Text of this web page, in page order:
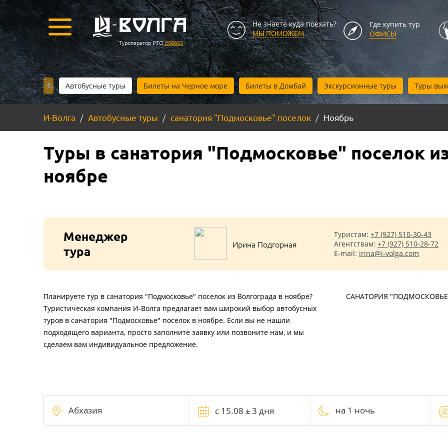
Туроператор РТО008863
Не знаете куда поехать?
МЫ ПОМОЖЕМ
Где купить тур
ОФИСЫ
Автобусные туры Билеты на Черное море Билеты в Домбай Экскурсионные туры Туры
И-Волга Автобусные туры санатория "Подмосковье" поселок Ноябрь
Туры в санатория "Подмосковье" поселок
ноябре
Менеджер
тура
Ирина Подгорная
Туристам:+7 (927) 510-30-43
Агентствам:+7 (927) 510-28-72
E-mail: irina@i-volga.com
Планируете тур в санатория "Подмосковье" поселок из Волгограда в ноябре?
Туристическая компания И-Волга предлагает вам широкий выбор автобусных
туров в санатория "Подмосковье" поселок в ноябре. Если вы не нашли
подходящего варианта, просто заполните заявку или позвоните нам, и мы
сделаем вам индивидуальное предложение.
САНАТОРИЯ
на 1 ночь